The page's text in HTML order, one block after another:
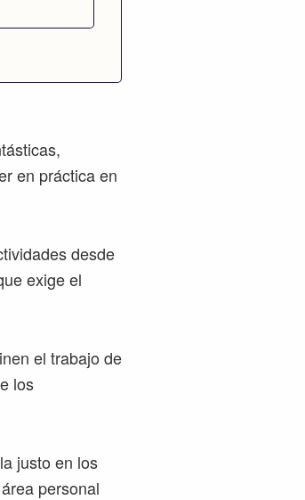
en práctica en
desde
exige el
el trabajo de
los
justo en los
personal